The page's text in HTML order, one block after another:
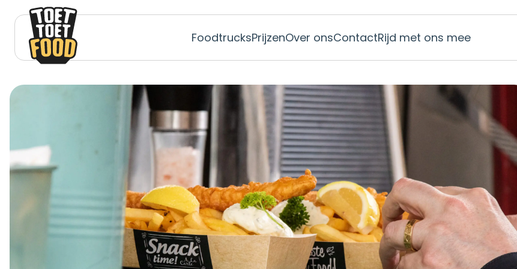
FoodtrucksPrijzenOver onsContactRijd met ons mee